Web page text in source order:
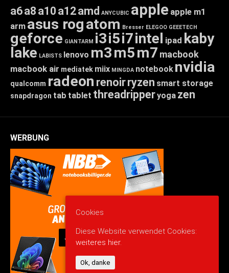
a6a8 a10 a12amd ANYCUBIC apple apple m1
arm asus rogatom Bresser ELEGOO GEEETECH
geforce GIANTARM i3i5i7intel ipad kaby
lake LABISTS lenovo m3m5m7 macbook
macbook air mediatek miix MINGDA notebook nvidia
qualcomm radeon renoirryzen smart storage
snapdragon tab tablet threadripperyoga zen
WERBUNG
Cookies
Diese Website verwendet Cookies:
weiteres hier.
Ok, danke